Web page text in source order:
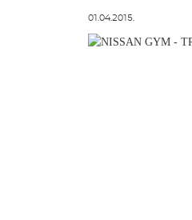
01.04.2015.